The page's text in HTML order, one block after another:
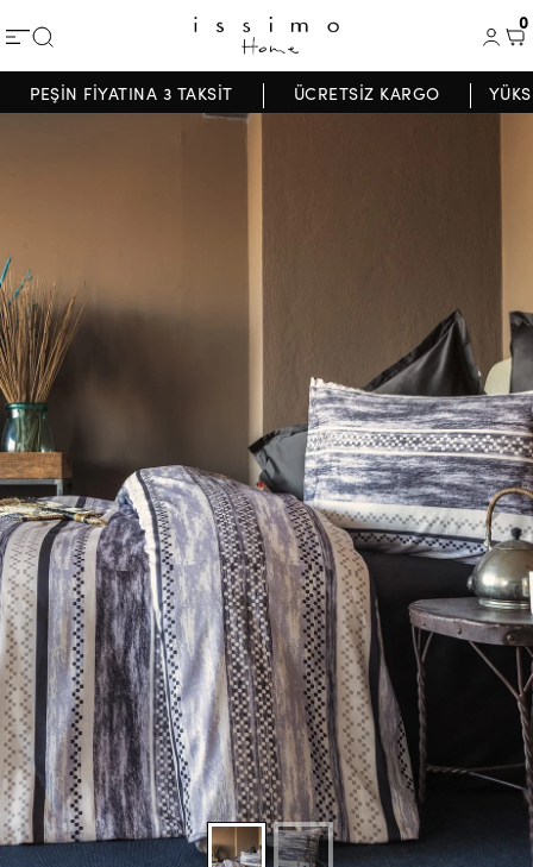
0
PEŞİN FİYATINA 3 TAKSİT ÜCRETSİZ KARGO